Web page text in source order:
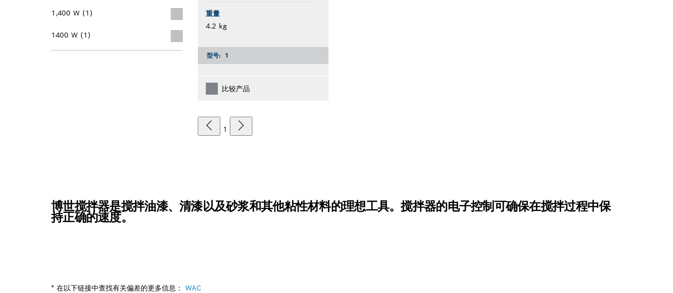
1,400 W (1)
1400 W (1)
重量
4.2 kg
型号: 1
比较产品
1
博世搅拌器是搅拌油漆、清漆以及砂浆和其他粘性材料的理想工具。搅拌器的电子控制可确保在搅拌过程中保
持正确的速度。
* 在以下链接中查找有关偏差的更多信息： WAC